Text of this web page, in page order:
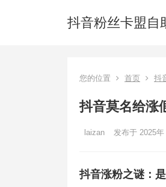
抖音粉丝卡盟自
您的位置 首页 抖
抖音莫名给涨
laizan 发布于 2025年
抖音涨粉之谜：